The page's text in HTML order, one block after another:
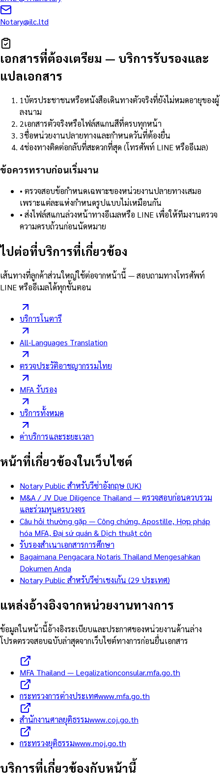
Notary@ilc.ltd
เอกสารที่ต้องเตรียม — บริการรับรองและ
แปลเอกสาร
1บัตรประชาชนหรือหนังสือเดินทางตัวจริงที่ยังไม่หมดอายุของผู้
ลงนาม
2เอกสารตัวจริงหรือไฟล์สแกนสีที่ครบทุกหน้า
3ชื่อหน่วยงานปลายทางและกำหนดวันที่ต้องยื่น
4ช่องทางติดต่อกลับที่สะดวกที่สุด (โทรศัพท์ LINE หรืออีเมล)
ข้อควรทราบก่อนเริ่มงาน
• ตรวจสอบข้อกำหนดเฉพาะของหน่วยงานปลายทางเสมอ
เพราะแต่ละแห่งกำหนดรูปแบบไม่เหมือนกัน
• ส่งไฟล์สแกนล่วงหน้าทางอีเมลหรือ LINE เพื่อให้ทีมงานตรวจ
ความครบถ้วนก่อนนัดหมาย
ไปต่อที่บริการที่เกี่ยวข้อง
เส้นทางที่ลูกค้าส่วนใหญ่ใช้ต่อจากหน้านี้ — สอบถามทางโทรศัพท์
LINE หรืออีเมลได้ทุกขั้นตอน
บริการโนตารี
All-Languages Translation
ตรวจประวัติอาชญากรรมไทย
MFA รับรอง
บริการทั้งหมด
ค่าบริการและระยะเวลา
หน้าที่เกี่ยวข้องในเว็บไซต์
Notary Public สำหรับวีซ่าอังกฤษ (UK)
M&A / JV Due Diligence Thailand — ตรวจสอบก่อนควบรวม
และร่วมทุนครบวงจร
Câu hỏi thường gặp — Công chứng, Apostille, Hợp pháp
hóa MFA, Đại sứ quán & Dịch thuật côn
รับรองสำเนาเอกสารการศึกษา
Bagaimana Pengacara Notaris Thailand Mengesahkan
Dokumen Anda
Notary Public สำหรับวีซ่าเชงเก้น (29 ประเทศ)
แหล่งอ้างอิงจากหน่วยงานทางการ
ข้อมูลในหน้านี้อ้างอิงระเบียบและประกาศของหน่วยงานด้านล่าง
โปรดตรวจสอบฉบับล่าสุดจากเว็บไซต์ทางการก่อนยื่นเอกสาร
MFA Thailand — Legalizationconsular.mfa.go.th
กระทรวงการต่างประเทศwww.mfa.go.th
สำนักงานศาลยุติธรรมwww.coj.go.th
กระทรวงยุติธรรมwww.moj.go.th
บริการที่เกี่ยวข้องกับหน้านี้